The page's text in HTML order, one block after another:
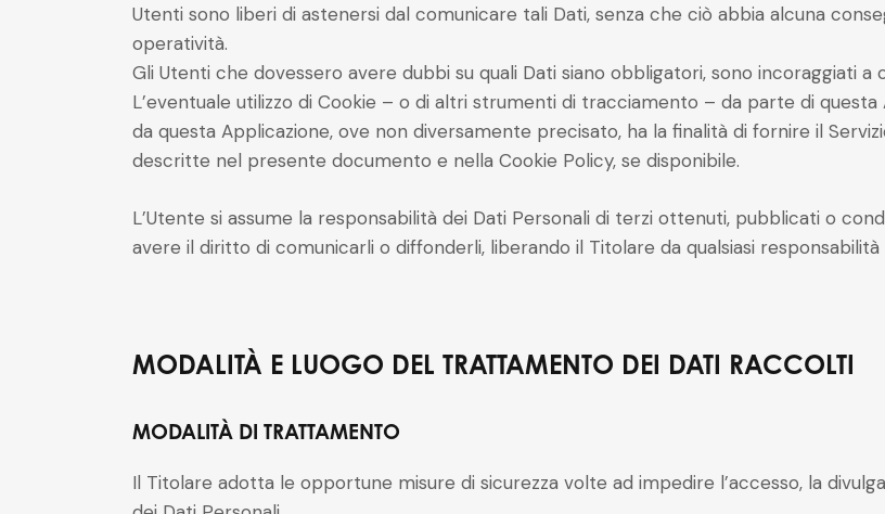
Utenti sono liberi di astenersi dal comunicare tali Dati, senza che ciò abbia alcuna
operatività.
Gli Utenti che dovessero avere dubbi su quali Dati siano obbligatori, sono incoraggiati
L’eventuale utilizzo di Cookie – o di altri strumenti di tracciamento – da parte di
da questa Applicazione, ove non diversamente precisato, ha la finalità di fornire il
descritte nel presente documento e nella Cookie Policy, se disponibile.
L’Utente si assume la responsabilità dei Dati Personali di terzi ottenuti, pubblicati o
avere il diritto di comunicarli o diffonderli, liberando il Titolare da qualsiasi responsabilità
MODALITÀ E LUOGO DEL TRATTAMENTO DEI DATI RACCOLTI
MODALITÀ DI TRATTAMENTO
Il Titolare adotta le opportune misure di sicurezza volte ad impedire l’accesso, la